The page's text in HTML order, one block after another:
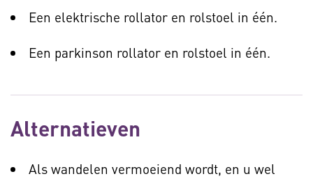
Een elektrische rollator en rolstoel in één.
Een parkinson rollator en rolstoel in één.
Alternatieven
Als wandelen vermoeiend wordt, en u wel